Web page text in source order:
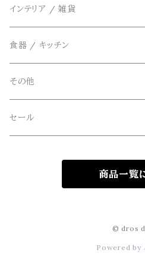
THE FLAVOR DESIGN(ザ フレー
FOB FACTORY(エフオービーファク
Four Seasons Garage(FSG)
freewaters(フリーウォータース)
GLOMA NAUTICA(グローマノー
アクセサリー
インテリア / 雑貨
食器 / キッチン
その他
セール
商品一覧
© dros
Powered by